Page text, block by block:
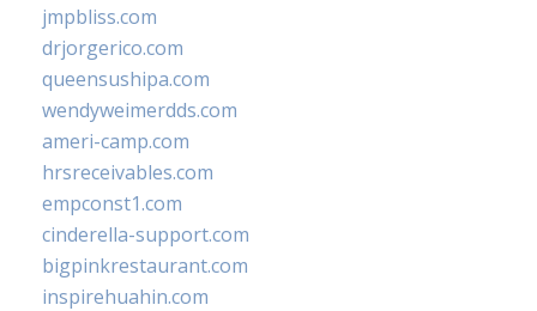
jmpbliss.com
drjorgerico.com
queensushipa.com
wendyweimerdds.com
ameri-camp.com
hrsreceivables.com
empconst1.com
cinderella-support.com
bigpinkrestaurant.com
inspirehuahin.com